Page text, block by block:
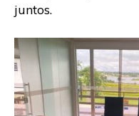
juntos.